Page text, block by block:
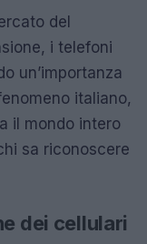
del
i telefoni
un’importanza
italiano,
il mondo intero
sa riconoscere
dei cellulari